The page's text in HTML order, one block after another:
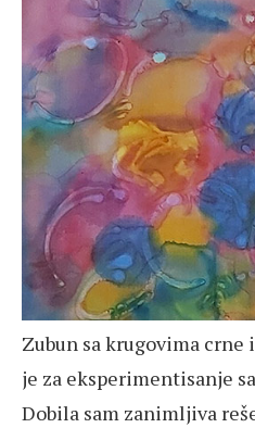
Zubun sa krugovima
je za eksperimentisanje
Dobila sam zanimljiva